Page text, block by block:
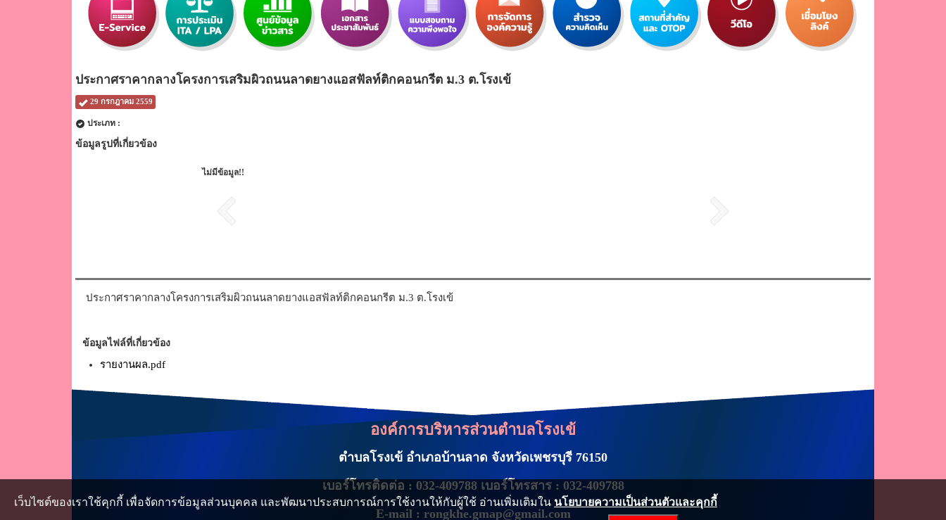
ประกาศราคากลางโครงการเสริมผิวถนนลาดยางแอสฟัลท์ติกคอนกรีต ม.3 ต.โรงเข้
29 กรกฎาคม 2559
ประเภท :
ข้อมูลรูปที่เกี่ยวข้อง
ไม่มีข้อมูล!!
ประกาศราคากลางโครงการเสริมผิวถนนลาดยางแอสฟัลท์ติกคอนกรีต ม.3 ต.โรงเข้
ข้อมูลไฟล์ที่เกี่ยวข้อง
รายงานผล.pdf
องค์การบริหารส่วนตำบลโรงเข้
ตำบลโรงเข้ อำเภอบ้านลาด จังหวัดเพชรบุรี 76150
เบอร์โทรติดต่อ : 032-409788 เบอร์โทรสาร : 032-409788
E-mail : rongkhe.gmap@gmail.com
เว็บไซต์ของเราใช้คุกกี้ เพื่อจัดการข้อมูลส่วนบุคคล และพัฒนาประสบการณ์การใช้งานให้กับผู้ใช้ อ่านเพิ่มเติมใน นโยบายความเป็นส่วนตัวและคุกกี้